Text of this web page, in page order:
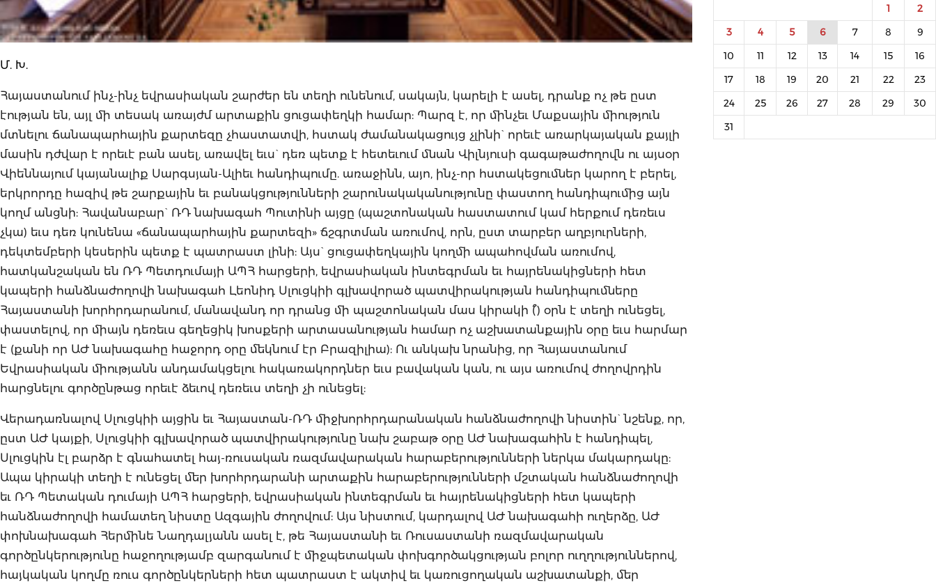
Մ. Խ.
Հայաստանում ինչ-ինչ եվրասիական շարժեր են տեղի ունենում, սակայն, կարելի է ասել, դրանք ոչ թե ըստ
էության են, այլ մի տեսակ առայժմ արտաքին ցուցափեղկի համար: Պարզ է, որ մինչեւ Մաքսային միություն
մտնելու ճանապարհային քարտեզը չհաստատվի, հստակ ժամանակացույց չլինի` որեւէ առարկայական քայլի
մասին դժվար է որեւէ բան ասել, առավել եւս` դեռ պետք է հետեւում մնան Վիլնյուսի գագաթաժողովն ու այսօր
Վիեննայում կայանալիք Սարգսյան-Ալիեւ հանդիպումը. առաջինն, այո, ինչ-որ հստակեցումներ կարող է բերել,
երկրորդը հազիվ թե շարքային եւ բանակցությունների շարունակականությունը փաստող հանդիպումից այն
կողմ անցնի: Հավանաբար` ՌԴ նախագահ Պուտինի այցը (պաշտոնական հաստատում կամ հերքում դեռեւս
չկա) եւս դեռ կունենա «ճանապարհային քարտեզի» ճշգրտման առումով, որն, ըստ տարբեր աղբյուրների,
դեկտեմբերի կեսերին պետք է պատրաստ լինի: Այս` ցուցափեղկային կողմի ապահովման առումով,
հատկանշական են ՌԴ Պետդումայի ԱՊՀ հարցերի, եվրասիական ինտեգրման եւ հայրենակիցների հետ
կապերի հանձնաժողովի նախագահ Լեոնիդ Սլուցկիի գլխավորած պատվիրակության հանդիպումները
Հայաստանի խորհրդարանում, մանավանդ որ դրանց մի պաշտոնական մաս կիրակի (՞) օրն է տեղի ունեցել,
փաստելով, որ միայն դեռեւս գեղեցիկ խոսքերի արտասանության համար ոչ աշխատանքային օրը եւս հարմար
է (քանի որ ԱԺ նախագահը հաջորդ օրը մեկնում էր Բրազիլիա): Ու անկախ նրանից, որ Հայաստանում
Եվրասիական միությանն անդամակցելու հակառակորդներ եւս բավական կան, ու այս առումով ժողովրդին
հարցնելու գործընթաց որեւէ ձեւով դեռեւս տեղի չի ունեցել:
Վերադառնալով Սլուցկիի այցին եւ Հայաստան-ՌԴ միջխորհրդարանական հանձնաժողովի նիստին` նշենք, որ,
ըստ ԱԺ կայքի, Սլուցկիի գլխավորած պատվիրակությունը նախ շաբաթ օրը ԱԺ նախագահին է հանդիպել,
Սլուցկին էլ բարձր է գնահատել հայ-ռուսական ռազմավարական հարաբերությունների ներկա մակարդակը:
Ապա կիրակի տեղի է ունեցել մեր խորհրդարանի արտաքին հարաբերությունների մշտական հանձնաժողովի
եւ ՌԴ Պետական դումայի ԱՊՀ հարցերի, եվրասիական ինտեգրման եւ հայրենակիցների հետ կապերի
հանձնաժողովի համատեղ նիստը Ազգային ժողովում: Այս նիստում, կարդալով ԱԺ նախագահի ուղերձը, ԱԺ
փոխնախագահ Հերմինե Նաղդալյանն ասել է, թե Հայաստանի եւ Ռուսաստանի ռազմավարական
գործընկերությունը հաջողությամբ զարգանում է միջպետական փոխգործակցության բոլոր ուղղություններով,
հայկական կողմը ռուս գործընկերների հետ պատրաստ է ակտիվ եւ կառուցողական աշխատանքի, մեր
1 2
3 4 5 6 7 8 9
10 11 12 13 14 15 16
17 18 19 20 21 22 23
24 25 26 27 28 29 30
31